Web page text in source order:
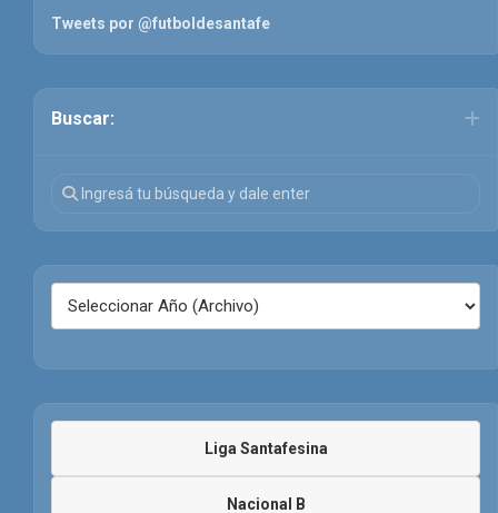
Tweets por @futboldesantafe
Buscar:
Liga Santafesina
Nacional B